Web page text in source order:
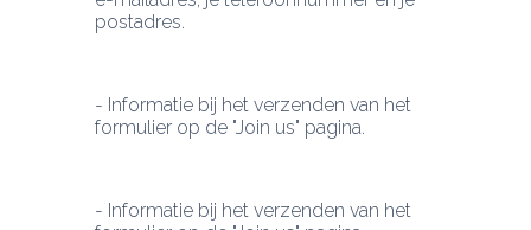
postadres.
- Informatie bij het verzenden van het
formulier op de "Join us" pagina.
- Informatie bij het verzenden van het